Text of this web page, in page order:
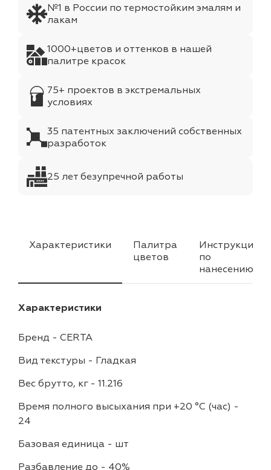
№1 в России по термостойким эмалям и
лакам
1000+цветов и оттенков в нашей
палитре красок
75+ проектов в экстремальных
условиях
35 патентных заключений собственных
разработок
25 лет безупречной работы
Характеристики
Палитра
цветов
Инструкция
по
нанесению
Характеристики
Бренд - CERTA
Вид текстуры - Гладкая
Вес брутто, кг - 11.216
Время полного высыхания при +20 °С (час) -
24
Базовая единица - шт
Разбавление до - 40%